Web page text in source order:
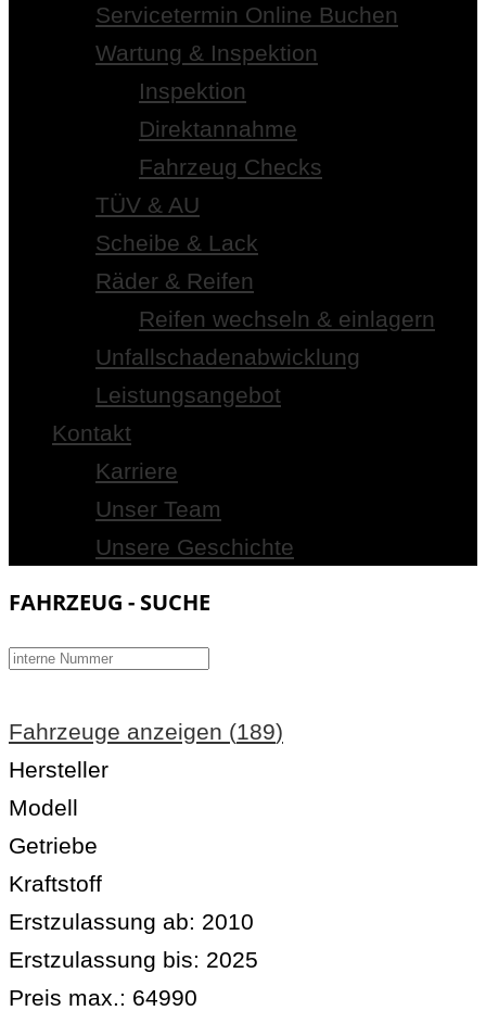
Servicetermin Online Buchen
Wartung & Inspektion
Inspektion
Direktannahme
Fahrzeug Checks
TÜV & AU
Scheibe & Lack
Räder & Reifen
Reifen wechseln & einlagern
Unfallschadenabwicklung
Leistungsangebot
Kontakt
Karriere
Unser Team
Unsere Geschichte
FAHRZEUG - SUCHE
Fahrzeuge anzeigen (189)
Hersteller
Modell
Getriebe
Kraftstoff
Erstzulassung ab: 2010
Erstzulassung bis: 2025
Preis max.: 64990